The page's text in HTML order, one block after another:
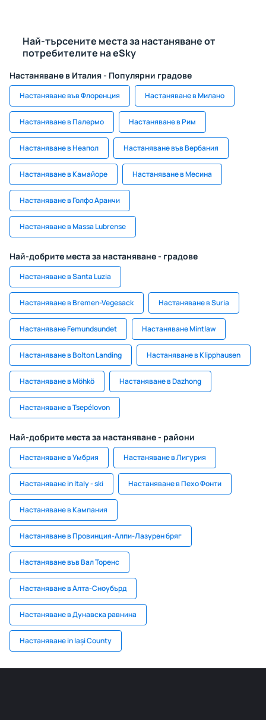
Най-търсените места за настаняване от
потребителите на eSky
Настаняване в Италия - Популярни градове
Настаняване във Флоренция Настаняване в Милано
Настаняване в Палермо Настаняване в Рим
Настаняване в Неапол Настаняване във Вербания
Настаняване в Камайоре Настаняване в Месина
Настаняване в Голфо Аранчи
Настаняване в Massa Lubrense
Най-добрите места за настаняване - градове
Настаняване в Santa Luzia
Настаняване в Bremen-Vegesack Настаняване в Suria
Настаняване Femundsundet Настаняване Mintlaw
Настаняване в Bolton Landing Настаняване в Klipphausen
Настаняване в Möhkö Настаняване в Dazhong
Настаняване в Tsepélovon
Най-добрите места за настаняване - райони
Настаняване в Умбрия Настаняване в Лигурия
Настаняване in Italy - ski Настаняване в Пехо Фонти
Настаняване в Кампания
Настаняване в Провинция-Алпи-Лазурен бряг
Настаняване във Вал Торенс
Настаняване в Алта-Сноубърд
Настаняване в Дунавска равнина
Настаняване in Iași County